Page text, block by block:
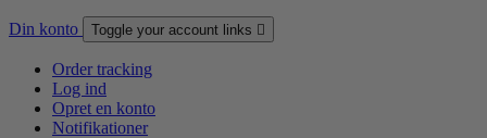
Din konto Toggle your account links 
Order tracking
Log ind
Opret en konto
Notifikationer